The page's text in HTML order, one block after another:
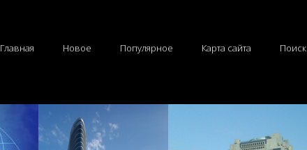
Главная Новое Популярное Карта сайта Поиск